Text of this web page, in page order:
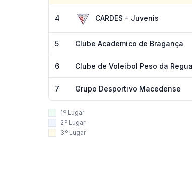
4 CARDES - Juvenis
5 Clube Academico de Bragança
6 Clube de Voleibol Peso da Regua
7 Grupo Desportivo Macedense
1º Lugar
2º Lugar
3º Lugar